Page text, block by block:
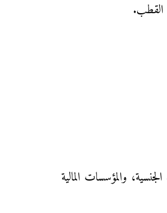
القطب.
والمؤسسات المالية